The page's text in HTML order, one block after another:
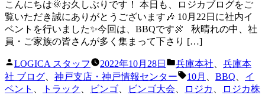
こんにちは🌞お久しぶりです！ 本日も、ロジカブログをご
覧いただき誠にありがとうございます🎶 10月22日に社内イ
ベントを行いました✨今回は、BBQです🍖 秋晴れの中、社
員・ご家族の皆さんが多く集まって下さり […]
投
稿
者:
LOGICA スタッフ 2022年10月28日
カ
テ
兵庫本社
兵庫本
社 ブログ
神戸支店・神戸情報センター
タ
グ:
10月 BBQ
イ
ベント
トラック ビンゴ ビンゴ大会 ロジカ
ロジカ株